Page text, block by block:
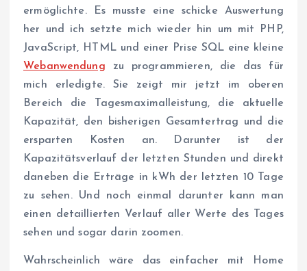
ermöglichte. Es musste eine schicke Auswertung
her und ich setzte mich wieder hin um mit PHP,
JavaScript, HTML und einer Prise SQL eine kleine
Webanwendung zu programmieren, die das für
mich erledigte. Sie zeigt mir jetzt im oberen
Bereich die Tagesmaximalleistung, die aktuelle
Kapazität, den bisherigen Gesamtertrag und die
ersparten Kosten an. Darunter ist der
Kapazitätsverlauf der letzten Stunden und direkt
daneben die Erträge in kWh der letzten 10 Tage
zu sehen. Und noch einmal darunter kann man
einen detaillierten Verlauf aller Werte des Tages
sehen und sogar darin zoomen.
Wahrscheinlich wäre das einfacher mit Home